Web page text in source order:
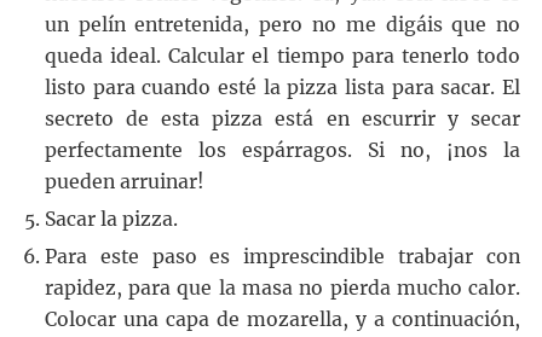
un pelín entretenida, pero no me digáis que no
queda ideal. Calcular el tiempo para tenerlo todo
listo para cuando esté la pizza lista para sacar. El
secreto de esta pizza está en escurrir y secar
perfectamente los espárragos. Si no, ¡nos la
pueden arruinar!
Sacar la pizza.
Para este paso es imprescindible trabajar con
rapidez, para que la masa no pierda mucho calor.
Colocar una capa de mozarella, y a continuación,